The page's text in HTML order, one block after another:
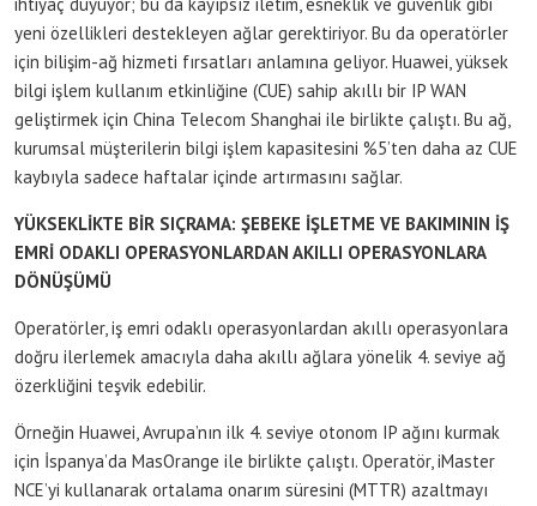
yeni özellikleri destekleyen ağlar gerektiriyor. Bu da operatörler
için bilişim-ağ hizmeti fırsatları anlamına geliyor. Huawei, yüksek
bilgi işlem kullanım etkinliğine (CUE) sahip akıllı bir IP WAN
geliştirmek için China Telecom Shanghai ile birlikte çalıştı. Bu ağ,
kurumsal müşterilerin bilgi işlem kapasitesini %5’ten daha az CUE
kaybıyla sadece haftalar içinde artırmasını sağlar.
YÜKSEKLİKTE BİR SIÇRAMA: ŞEBEKE İŞLETME VE BAKIMININ İŞ
EMRİ ODAKLI OPERASYONLARDAN AKILLI OPERASYONLARA
DÖNÜŞÜMÜ
Operatörler, iş emri odaklı operasyonlardan akıllı operasyonlara
doğru ilerlemek amacıyla daha akıllı ağlara yönelik 4. seviye ağ
özerkliğini teşvik edebilir.
Örneğin Huawei, Avrupa’nın ilk 4. seviye otonom IP ağını kurmak
için İspanya’da MasOrange ile birlikte çalıştı. Operatör, iMaster
NCE’yi kullanarak ortalama onarım süresini (MTTR) azaltmayı